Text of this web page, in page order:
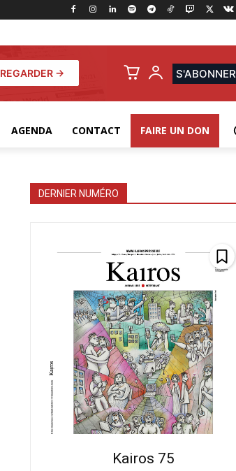
REGARDER → S'ABONNER
AGENDA CONTACT FAIRE UN DON
DERNIER NUMÉRO
Kairos 75